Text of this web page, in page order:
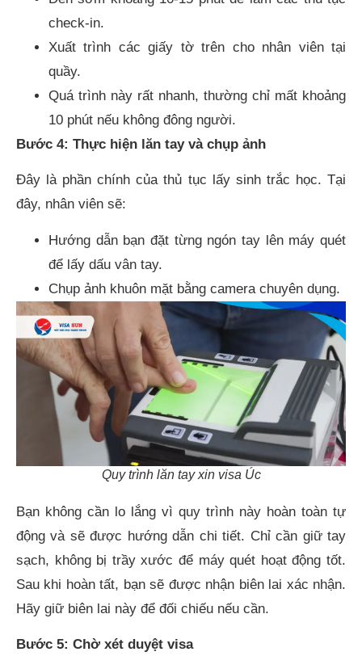
check-in.
Xuất trình các giấy tờ trên cho nhân viên tại
quầy.
Quá trình này rất nhanh, thường chỉ mất khoảng
10 phút nếu không đông người.
Bước 4: Thực hiện lăn tay và chụp ảnh
Đây là phần chính của thủ tục lấy sinh trắc học. Tại
đây, nhân viên sẽ:
Hướng dẫn bạn đặt từng ngón tay lên máy quét
để lấy dấu vân tay.
Chụp ảnh khuôn mặt bằng camera chuyên dụng.
Quy trình lăn tay xin visa Úc
Bạn không cần lo lắng vì quy trình này hoàn toàn tự
động và sẽ được hướng dẫn chi tiết. Chỉ cần giữ tay
sạch, không bị trầy xước để máy quét hoạt động tốt.
Sau khi hoàn tất, bạn sẽ được nhận biên lai xác nhận.
Hãy giữ biên lai này để đối chiếu nếu cần.
Bước 5: Chờ xét duyệt visa